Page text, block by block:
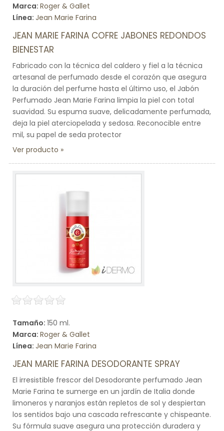
Marca: Roger & Gallet
Línea: Jean Marie Farina
JEAN MARIE FARINA COFRE JABONES REDONDOS
BIENESTAR
Fabricado con la técnica del caldero y fiel a la técnica
artesanal de perfumado desde el corazón que asegura
la duración del perfume hasta el último uso, el Jabón
Perfumado Jean Marie Farina limpia la piel con total
suavidad. Su espuma suave, delicadamente perfumada,
deja la piel aterciopelada y sedosa. Reconocible entre
mil, su papel de seda protector
Ver producto
Tamaño: 150 ml.
Marca: Roger & Gallet
Línea: Jean Marie Farina
JEAN MARIE FARINA DESODORANTE SPRAY
El irresistible frescor del Desodorante perfumado Jean
Marie Farina te sumerge en un jardín de Italia donde
limoneros y naranjos están repletos de sol y despiertan
los sentidos bajo una cascada refrescante y chispeante.
Su fórmula suave asegura una protección duradera y